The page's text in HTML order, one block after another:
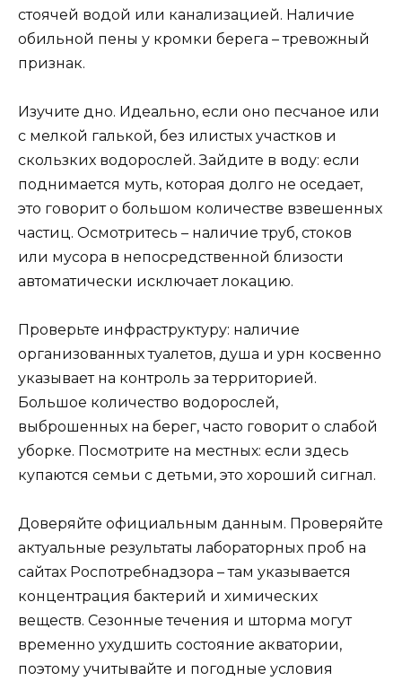
стоячей водой или канализацией. Наличие
обильной пены у кромки берега – тревожный
признак.
Изучите дно. Идеально, если оно песчаное или
с мелкой галькой, без илистых участков и
скользких водорослей. Зайдите в воду: если
поднимается муть, которая долго не оседает,
это говорит о большом количестве взвешенных
частиц. Осмотритесь – наличие труб, стоков
или мусора в непосредственной близости
автоматически исключает локацию.
Проверьте инфраструктуру: наличие
организованных туалетов, душа и урн косвенно
указывает на контроль за территорией.
Большое количество водорослей,
выброшенных на берег, часто говорит о слабой
уборке. Посмотрите на местных: если здесь
купаются семьи с детьми, это хороший сигнал.
Доверяйте официальным данным. Проверяйте
актуальные результаты лабораторных проб на
сайтах Роспотребнадзора – там указывается
концентрация бактерий и химических
веществ. Сезонные течения и шторма могут
временно ухудшить состояние акватории,
поэтому учитывайте и погодные условия